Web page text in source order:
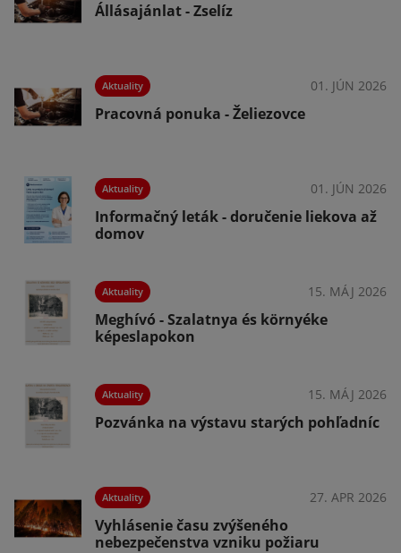
Állásajánlat - Zselíz
Aktuality 01. JÚN 2026
Pracovná ponuka - Želiezovce
Aktuality 01. JÚN 2026
Informačný leták - doručenie liekova až
domov
Aktuality 15. MÁJ 2026
Meghívó - Szalatnya és környéke
képeslapokon
Aktuality 15. MÁJ 2026
Pozvánka na výstavu starých pohľadníc
Aktuality 27. APR 2026
Vyhlásenie času zvýšeného
nebezpečenstva vzniku požiaru